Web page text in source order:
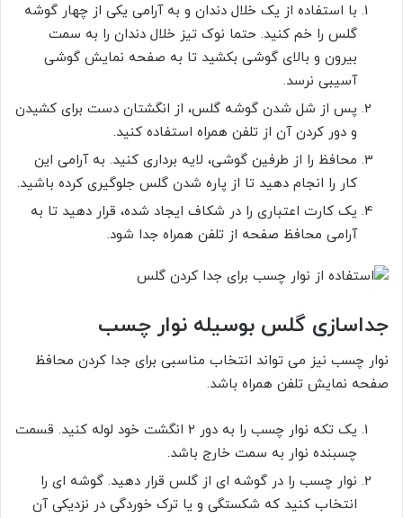
با استفاده از یک خلال دندان و به آرامی یکی از چهار گوشه
گلس را خم کنید. حتما نوک تیز خلال دندان را به سمت
بیرون و بالای گوشی بکشید تا به صفحه نمایش گوشی
آسیبی نرسد.
پس از شل شدن گوشه گلس، از انگشتان دست برای کشیدن
و دور کردن آن از تلفن همراه استفاده کنید.
محافظ را از طرفین گوشی، لایه برداری کنید. به آرامی این
کار را انجام دهید تا از پاره شدن گلس جلوگیری کرده باشید.
یک کارت اعتباری را در شکاف ایجاد شده، قرار دهید تا به
آرامی محافظ صفحه از تلفن همراه جدا شود.
جداسازی گلس بوسیله نوار چسب
نوار چسب نیز می تواند انتخاب مناسبی برای جدا کردن محافظ
صفحه نمایش تلفن همراه باشد.
یک تکه نوار چسب را به دور 2 انگشت خود لوله کنید. قسمت
چسبنده نوار به سمت خارج باشد.
نوار چسب را در گوشه ای از گلس قرار دهید. گوشه ای را
انتخاب کنید که شکستگی و یا ترک خوردگی در نزدیکی آن